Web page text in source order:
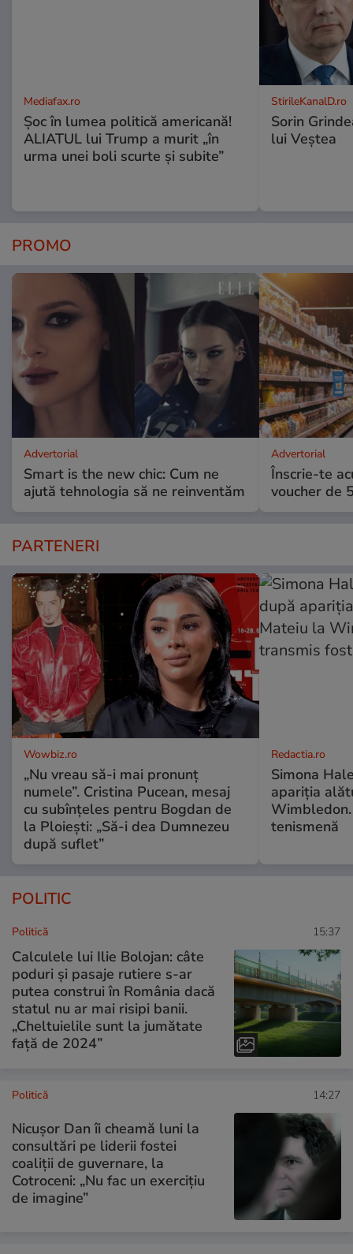
Mediafax.ro
Șoc în lumea politică americană!
ALIATUL lui Trump a murit „în
urma unei boli scurte și subite”
StirileKanalD.ro
Sorin
lui Veștea
PROMO
Advertorial
Smart is the new chic: Cum ne
ajută tehnologia să ne reinventăm
Advertorial
Înscrie-te
voucher de
PARTENERI
Wowbiz.ro
„Nu vreau să-i mai pronunț
numele”. Cristina Pucean, mesaj
cu subînțeles pentru Bogdan de
la Ploiești: „Să-i dea Dumnezeu
după suflet”
Redactia.ro
Simona
apariția
tenismenă
POLITIC
Politică 15:37
Calculele lui Ilie Bolojan: câte
poduri și pasaje rutiere s-ar
putea construi în România dacă
statul nu ar mai risipi banii.
„Cheltuielile sunt la jumătate
faţă de 2024”
Politică 14:27
Nicușor Dan îi cheamă luni la
consultări pe liderii fostei
coaliții de guvernare, la
Cotroceni: „Nu fac un exercițiu
de imagine”